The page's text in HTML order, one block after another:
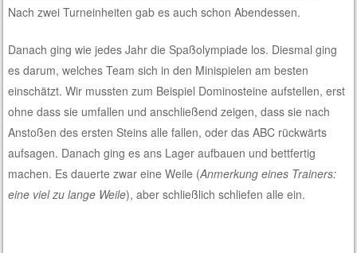
Nach zwei Turneinheiten gab es auch schon Abendessen.
Danach ging wie jedes Jahr die Spaßolympiade los. Diesmal ging
es darum, welches Team sich in den Minispielen am besten
einschätzt. Wir mussten zum Beispiel Dominosteine aufstellen, erst
ohne dass sie umfallen und anschließend zeigen, dass sie nach
Anstoßen des ersten Steins alle fallen, oder das ABC rückwärts
aufsagen. Danach ging es ans Lager aufbauen und bettfertig
machen. Es dauerte zwar eine Weile (Anmerkung eines Trainers:
eine viel zu lange Weile), aber schließlich schliefen alle ein.